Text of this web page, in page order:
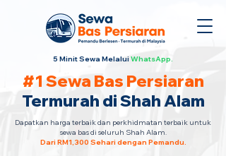
5 Minit Sewa MelaluiWhatsApp.
#1 Sewa Bas Persiaran
Termurah di Shah Alam
Dapatkan harga terbaik dan perkhidmatan terbaik untuk
sewa bas di seluruh Shah Alam.
Dari RM1,300 Sehari dengan Pemandu.